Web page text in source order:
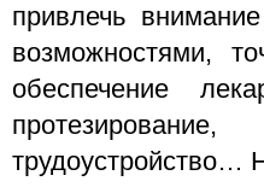
привлечь
возможностями,
обеспечение
трудоустройство…